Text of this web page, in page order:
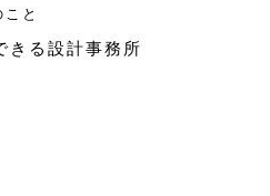
と
きる設計事務所